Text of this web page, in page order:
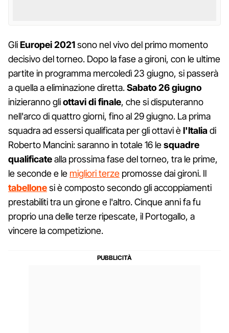
GliEuropei 2021sono nel vivo del primo momento
decisivo del torneo. Dopo la fase a gironi, con le ultime
partite in programma mercoledì 23 giugno, si passerà
a quella a eliminazione diretta.Sabato 26 giugno
inizieranno gliottavi di finale, che si disputeranno
nell'arco di quattro giorni, fino al 29 giugno. La prima
squadra ad essersi qualificata per gli ottavi èl'Italiadi
Roberto Mancini: saranno in totale 16 lesquadre
qualificatealla prossima fase del torneo, tra le prime,
le seconde e le migliori terze promosse dai gironi. Il
tabellonesi è composto secondo gli accoppiamenti
prestabiliti tra un girone e l'altro. Cinque anni fa fu
proprio una delle terze ripescate, il Portogallo, a
vincere la competizione.